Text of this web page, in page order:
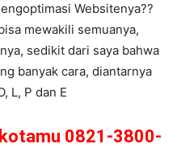
Websitenya??
mewakili semuanya,
sedikit dari saya bahwa
banyak cara, diantarnya
L, P dan E
0821-3800-